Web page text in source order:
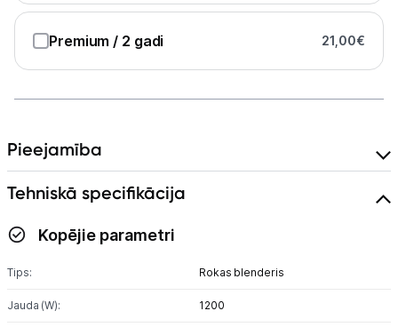
Apģērbu kopšana
Skaistumkopšana
Sports un atpūta
Ražotāju atjaunota tehnika
Premium / 2 gadi 21,00€
Pieejamība
Tehniskā specifikācija
Kopējie parametri
Tips: Rokas blenderis
Jauda (W): 1200